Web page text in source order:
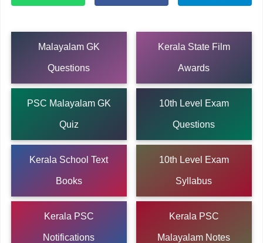
Malayalam GK
Questions
Kerala State Film
Awards
PSC Malayalam GK
Quiz
10th Level Exam
Questions
Kerala School Text
Books
10th Level Exam
Syllabus
Kerala PSC
Notifications
Kerala PSC
Malayalam Notes